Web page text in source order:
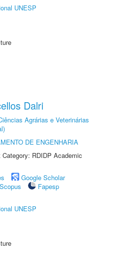
UNESP
Dalri
Agrárias e Veterinárias
DE ENGENHARIA
RDIDP Academic
Google Scholar
Scopus
Fapesp
UNESP